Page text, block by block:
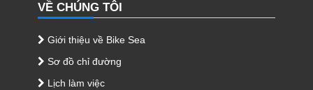
VỀ CHÚNG TÔI
Giới thiệu về Bike Sea
Sơ đồ chỉ đường
Lịch làm việc